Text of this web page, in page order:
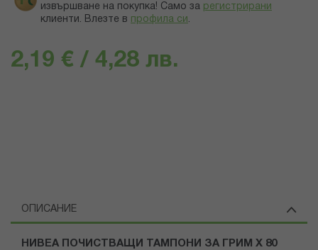
извършване на покупка! Само за регистрирани
клиенти. Влезте в профила си .
2,19 € / 4,28 лв.
ОПИСАНИЕ
НИВЕА ПОЧИСТВАЩИ ТАМПОНИ ЗА ГРИМ Х 80